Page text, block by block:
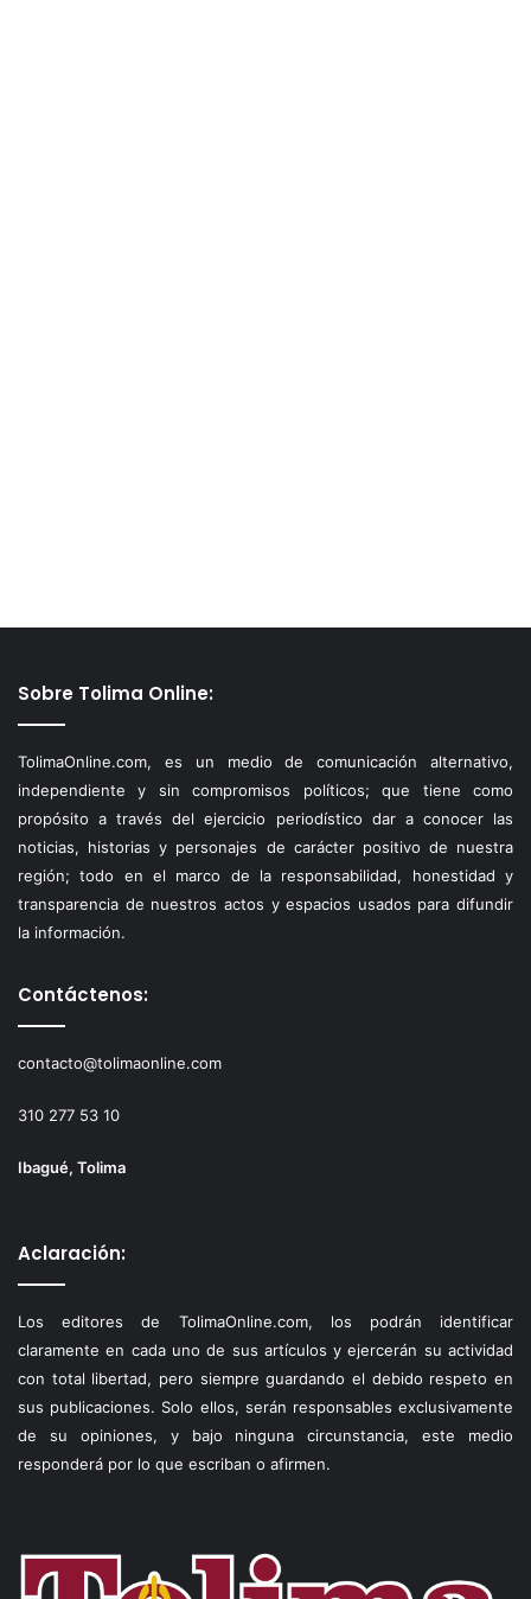
Sobre Tolima Online:
TolimaOnline.com, es un medio de comunicación alternativo,
independiente y sin compromisos políticos; que tiene como
propósito a través del ejercicio periodístico dar a conocer las
noticias, historias y personajes de carácter positivo de nuestra
región; todo en el marco de la responsabilidad, honestidad y
transparencia de nuestros actos y espacios usados para difundir
la información.
Contáctenos:
contacto@tolimaonline.com
310 277 53 10
Ibagué, Tolima
Aclaración:
Los editores de TolimaOnline.com, los podrán identificar
claramente en cada uno de sus artículos y ejercerán su actividad
con total libertad, pero siempre guardando el debido respeto en
sus publicaciones. Solo ellos, serán responsables exclusivamente
de su opiniones, y bajo ninguna circunstancia, este medio
responderá por lo que escriban o afirmen.